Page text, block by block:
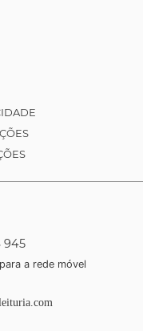
945
a rede móvel